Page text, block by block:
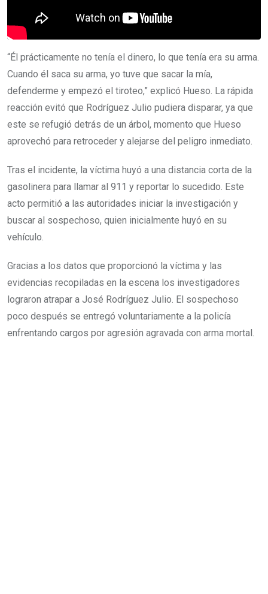
“Él prácticamente no tenía el dinero, lo que tenía era su arma.
Cuando él saca su arma, yo tuve que sacar la mía,
defenderme y empezó el tiroteo,” explicó Hueso. La rápida
reacción evitó que Rodríguez Julio pudiera disparar, ya que
este se refugió detrás de un árbol, momento que Hueso
aprovechó para retroceder y alejarse del peligro inmediato.
Tras el incidente, la víctima huyó a una distancia corta de la
gasolinera para llamar al 911 y reportar lo sucedido. Este
acto permitió a las autoridades iniciar la investigación y
buscar al sospechoso, quien inicialmente huyó en su
vehículo.
Gracias a los datos que proporcionó la víctima y las
evidencias recopiladas en la escena los investigadores
lograron atrapar a José Rodríguez Julio. El sospechoso
poco después se entregó voluntariamente a la policía
enfrentando cargos por agresión agravada con arma mortal.